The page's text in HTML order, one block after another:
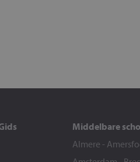
Middelbare
Almere -